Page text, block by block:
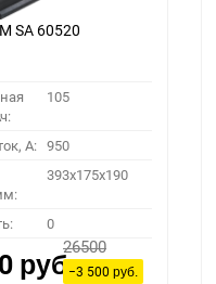
SA 60520
105
A: 950
393x175x190
0
руб.
26500
−3 500руб.